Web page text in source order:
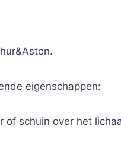
eigenschappen:
schuin over het